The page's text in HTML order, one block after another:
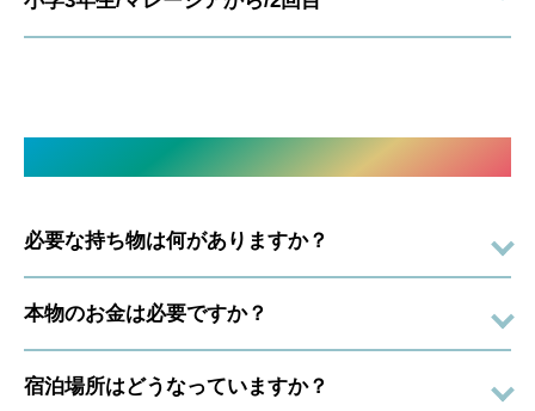
よくあるご質問
必要な持ち物は何がありますか？
本物のお金は必要ですか？
宿泊場所はどうなっていますか？